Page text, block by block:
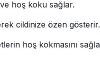
hoş koku sağlar.
cildinize özen gösterir.
hoş kokmasını